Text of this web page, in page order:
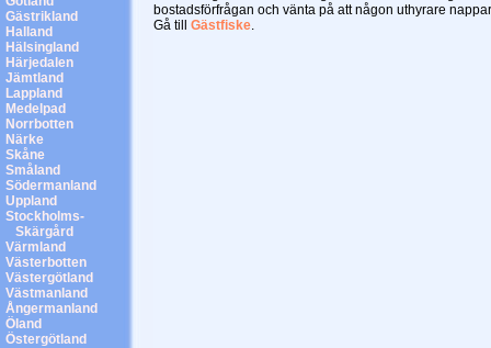
Gästrikland
Halland
Hälsingland
Härjedalen
Jämtland
Lappland
Medelpad
Norrbotten
Närke
Skåne
Småland
Södermanland
Uppland
Stockholms-
Skärgård
Värmland
Västerbotten
Västergötland
Västmanland
Ångermanland
Öland
Östergötland
bostadsförfrågan och vänta på att någon uthyrare
Gå till Gästfiske.